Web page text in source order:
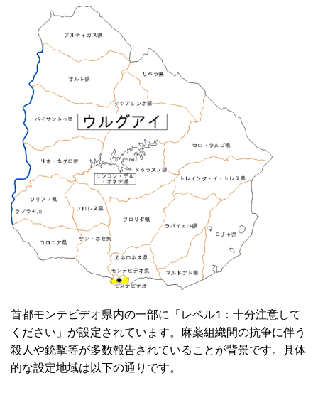
首都モンテビデオ県内の一部に「レベル1：十分注意して
ください」が設定されています。麻薬組織間の抗争に伴う
殺人や銃撃等が多数報告されていることが背景です。具体
的な設定地域は以下の通りです。